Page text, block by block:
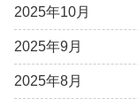
2025年10月
2025年9月
2025年8月